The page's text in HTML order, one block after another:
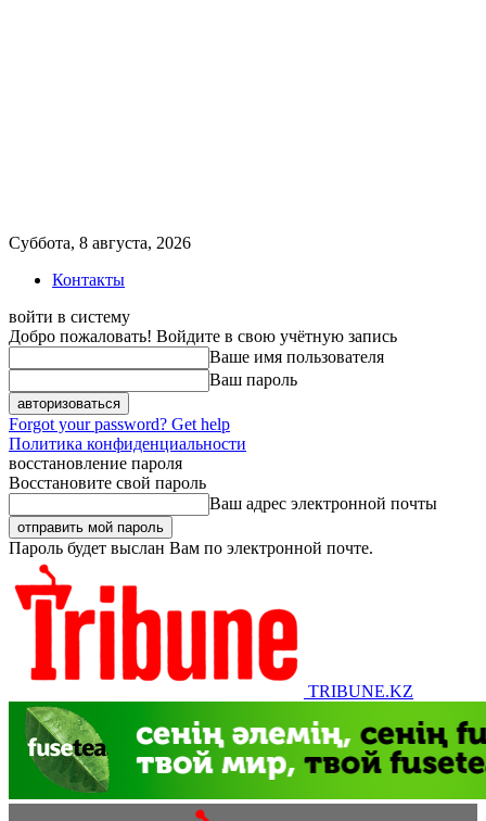
Суббота, 8 августа, 2026
Контакты
войти в систему
Добро пожаловать! Войдите в свою учётную запись
Ваше имя пользователя
Ваш пароль
Forgot your password? Get help
Политика конфиденциальности
восстановление пароля
Восстановите свой пароль
Ваш адрес электронной почты
Пароль будет выслан Вам по электронной почте.
TRIBUNE.KZ